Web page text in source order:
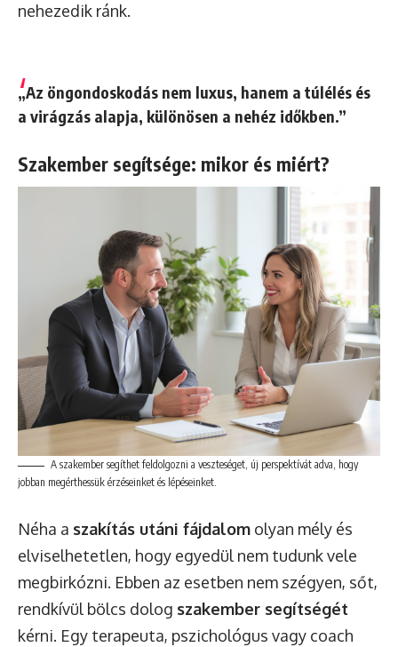
nehezedik ránk.
„Az öngondoskodás nem luxus, hanem a túlélés és
a virágzás alapja, különösen a nehéz időkben.”
Szakember segítsége: mikor és miért?
A szakember segíthet feldolgozni a veszteséget, új perspektívát adva, hogy
jobban megérthessük érzéseinket és lépéseinket.
Néha a szakítás utáni fájdalom olyan mély és
elviselhetetlen, hogy egyedül nem tudunk vele
megbirkózni. Ebben az esetben nem szégyen, sőt,
rendkívül bölcs dolog szakember segítségét
kérni. Egy terapeuta, pszichológus vagy coach